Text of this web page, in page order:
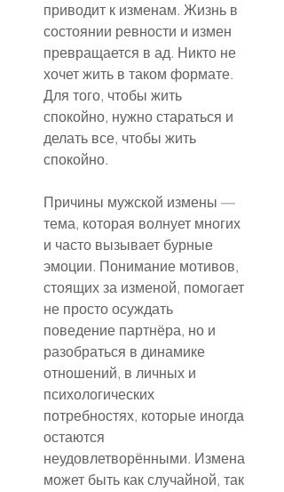
приводит к изменам. Жизнь в
состоянии ревности и измен
превращается в ад. Никто не
хочет жить в таком формате.
Для того, чтобы жить
спокойно, нужно стараться и
делать все, чтобы жить
спокойно.
Причины мужской измены —
тема, которая волнует многих
и часто вызывает бурные
эмоции. Понимание мотивов,
стоящих за изменой, помогает
не просто осуждать
поведение партнёра, но и
разобраться в динамике
отношений, в личных и
психологических
потребностях, которые иногда
остаются
неудовлетворёнными. Измена
может быть как случайной, так